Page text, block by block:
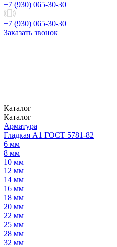
+7 (930) 065-30-30
+7 (930) 065-30-30
Заказать звонок
Каталог
Каталог
Арматура
Гладкая А1 ГОСТ 5781-82
6 мм
8 мм
10 мм
12 мм
14 мм
16 мм
18 мм
20 мм
22 мм
25 мм
28 мм
32 мм